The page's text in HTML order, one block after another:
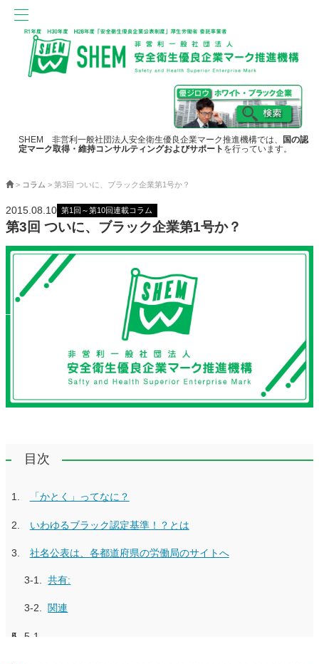
SHEM 非営利一般社団法人安全衛生優良企業マーク推進機構では、
国の認
定マーク取得・維持コンサルティングおよびサポート を行っています。
> コラム > 第3回 ついに、ブラック企業第1号か？
2015.08.10 第1回～第10回連載コラム
第3回 ついに、ブラック企業第1号か？
目次
「かとく」ってなに？
いわゆるブラック認定基準！？とは
社名公表は、各都道府県の労働局のサイトへ
共有:
関連